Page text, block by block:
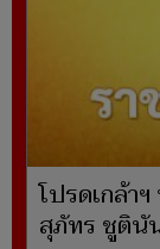
โปรดเกล้า
สุภัทร ชูติ